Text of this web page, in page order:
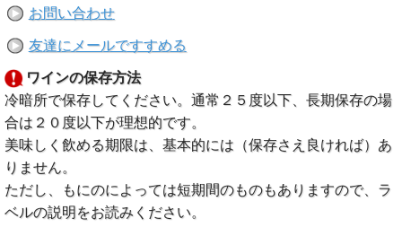
お問い合わせ
友達にメールですすめる
ワインの保存方法
冷暗所で保存してください。通常２５度以下、長期保存の場
合は２０度以下が理想的です。
美味しく飲める期限は、基本的には（保存さえ良ければ）あ
りません。
ただし、もにのによっては短期間のものもありますので、ラ
ベルの説明をお読みください。